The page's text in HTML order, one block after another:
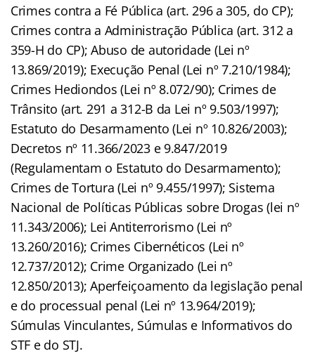
Crimes contra a Fé Pública (art. 296 a 305, do CP);
Crimes contra a Administração Pública (art. 312 a
359-H do CP); Abuso de autoridade (Lei nº
13.869/2019); Execução Penal (Lei nº 7.210/1984);
Crimes Hediondos (Lei nº 8.072/90); Crimes de
Trânsito (art. 291 a 312-B da Lei nº 9.503/1997);
Estatuto do Desarmamento (Lei nº 10.826/2003);
Decretos nº 11.366/2023 e 9.847/2019
(Regulamentam o Estatuto do Desarmamento);
Crimes de Tortura (Lei nº 9.455/1997); Sistema
Nacional de Políticas Públicas sobre Drogas (lei nº
11.343/2006); Lei Antiterrorismo (Lei nº
13.260/2016); Crimes Cibernéticos (Lei nº
12.737/2012); Crime Organizado (Lei nº
12.850/2013); Aperfeiçoamento da legislação penal
e do processual penal (Lei nº 13.964/2019);
Súmulas Vinculantes, Súmulas e Informativos do
STF e do STJ.